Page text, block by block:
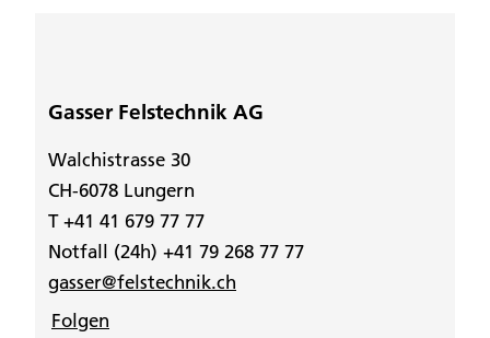
Gasser Felstechnik AG
Walchistrasse 30
CH-6078 Lungern
T +41 41 679 77 77
Notfall (24h) +41 79 268 77 77
gasser@felstechnik.ch
Folgen